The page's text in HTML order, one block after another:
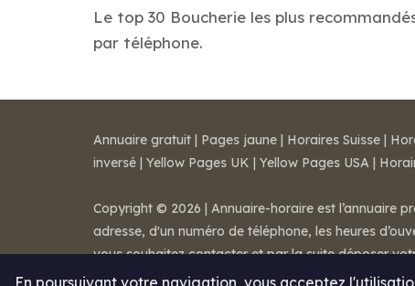
Le top 30 Boucherie les plus
par téléphone.
En poursuivant votre navigation, vous acceptez
Annuaire gratuit | Pages jaune | Horaires Suisse |
inversé | Yellow Pages UK | Yellow Pages USA |
Copyright © 2026 | Annuaire-horaire est l’annuaire
adresse, d'un numéro de téléphone, les heures
vous souhaitez contacter et par la suite déposer
Mentions légales-Conditions de ventes- Contact